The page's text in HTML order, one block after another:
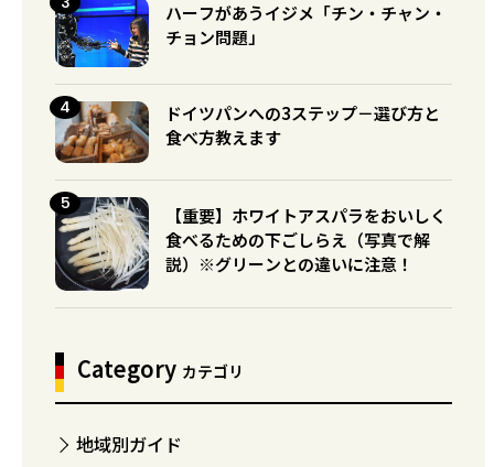
ハーフがあうイジメ「チン・チャン・
チョン問題」
ドイツパンへの3ステップ－選び方と
食べ方教えます
【重要】ホワイトアスパラをおいしく
食べるための下ごしらえ（写真で解
説）※グリーンとの違いに注意！
Category カテゴリ
地域別ガイド